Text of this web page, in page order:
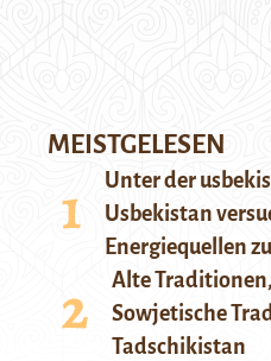
MEISTGELESEN
Unter der
Usbekistan
Energiequellen
Alte
Sowjetische
Tadschikistan